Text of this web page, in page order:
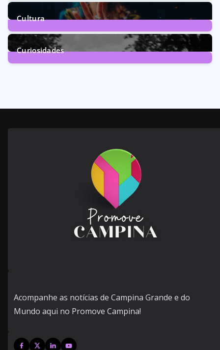
160Posts
Cultura
246Posts
Curiosidades
Acompanhe as notícias de Campina Grande e do
Mundo aqui no Promove Campina!